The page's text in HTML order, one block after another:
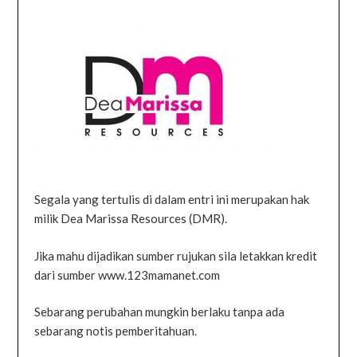
Segala yang tertulis di dalam entri ini merupakan hak
milik Dea Marissa Resources (DMR).
Jika mahu dijadikan sumber rujukan sila letakkan kredit
dari sumber www.123mamanet.com
Sebarang perubahan mungkin berlaku tanpa ada
sebarang notis pemberitahuan.